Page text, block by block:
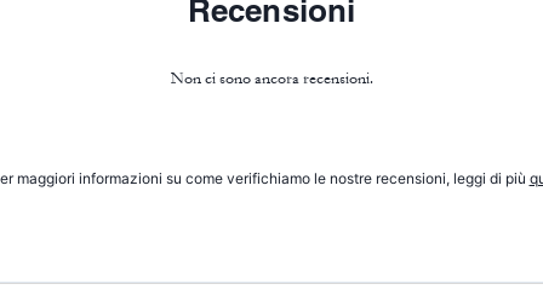
Recensioni
Non ci sono ancora recensioni.
maggiori informazioni su come verifichiamo le nostre recensioni, leggi di più